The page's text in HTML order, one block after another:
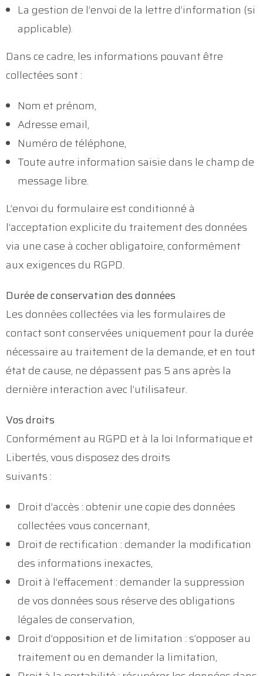
La gestion de l’envoi de la lettre d’information (si
applicable).
Dans ce cadre, les informations pouvant être
collectées sont :
Nom et prénom,
Adresse email,
Numéro de téléphone,
Toute autre information saisie dans le champ de
message libre.
L’envoi du formulaire est conditionné à
l’acceptation explicite du traitement des données
via une case à cocher obligatoire, conformément
aux exigences du RGPD.
Durée de conservation des données
Les données collectées via les formulaires de
contact sont conservées uniquement pour la durée
nécessaire au traitement de la demande, et en tout
état de cause, ne dépassent pas 5 ans après la
dernière interaction avec l’utilisateur.
Vos droits
Conformément au RGPD et à la loi Informatique et
Libertés, vous disposez des droits
suivants :
Droit d’accès : obtenir une copie des données
collectées vous concernant,
Droit de rectification : demander la modification
des informations inexactes,
Droit à l’effacement : demander la suppression
de vos données sous réserve des obligations
légales de conservation,
Droit d’opposition et de limitation : s’opposer au
traitement ou en demander la limitation,